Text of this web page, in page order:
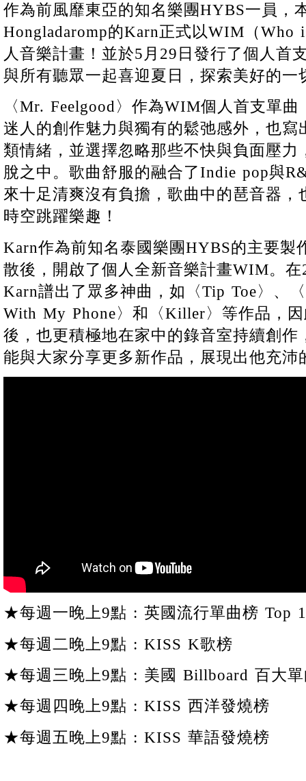
作為前風靡東亞的知名樂團HYBS一員，
Hongladaromp的Karn正式以WIM（Who
人音樂計畫！並於5月29日發行了個人首
與所有聽眾一起喜迎夏日，探索美好的一
〈Mr. Feelgood〉作為WIM個人首支單
迷人的創作魅力與獨有的鬆弛感外，也
類情緒，並選擇忽略那些不快與負面壓力
脫之中。歌曲舒服的融合了Indie pop與
來十足清爽沒有負擔，歌曲中的琶音器
時空跳躍樂趣！
Karn作為前知名泰國樂團HYBS的主要製
散後，開啟了個人全新音樂計畫WIM。
Karn譜出了眾多神曲，如〈Tip Toe〉、
With My Phone〉和〈Killer〉等作品，
後，也更積極地在家中的錄音室持續創作
能與大家分享更多新作品，展現出他充沛
★每週一晚上9點 : 英國流行單曲榜 Top
★每週二晚上9點 : KISS K歌榜
★每週三晚上9點 : 美國 Billboard 百大
★每週四晚上9點 : KISS 西洋發燒榜
★每週五晚上9點 : KISS 華語發燒榜